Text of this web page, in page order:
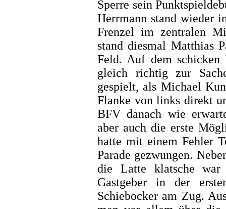
Sperre sein
Herrmann stand wieder
Frenzel im zentralen
stand diesmal Matthias
Feld. Auf dem schicken
gleich richtig zur
gespielt, als Michael
Flanke von links direkt
BFV danach wie
aber auch die erste
hatte mit einem Fehler
Parade gezwungen.
die Latte klatsche
Gastgeber in der
Schiebocker am Zug.